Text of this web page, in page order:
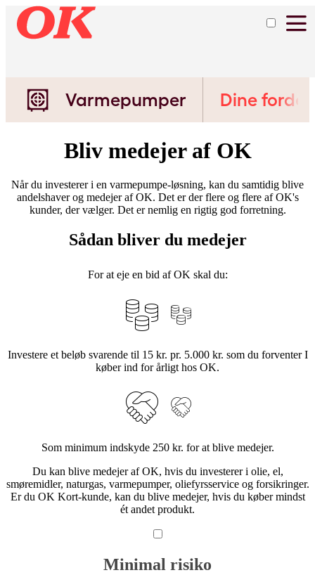
Varmepumper Dine
Bliv medejer af OK
Når du investerer i en varmepumpe-løsning, kan du samtidig blive
andelshaver og medejer af OK. Det er der flere og flere af OK's
kunder, der vælger. Det er nemlig en rigtig god forretning.​​​​
Sådan bliver du medejer
For at eje en bid af OK skal du:
Investere et beløb svarende til 15 kr. pr. 5.000 kr. som du forventer I
køber ind for årligt hos OK.
Som minimum indskyde 250 kr. for at blive medejer.
Du kan blive medejer af OK, hvis du investerer i olie, el,
smøremidler, naturgas, varmepumper, oliefyrsservice og forsikringer.
Er du OK Kort-kunde, kan du blive medejer, hvis du køber mindst
ét andet produkt.
Minimal risiko